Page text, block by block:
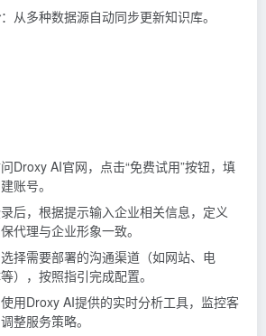
：从多种数据源自动同步更新知识库。
Droxy AI官网，点击“免费试用”按钮，填
账号。
后，根据提示输入企业相关信息，定义
代理与企业形象一致。
择需要部署的沟通渠道（如网站、电
），按照指引完成配置。
用Droxy AI提供的实时分析工具，监控客
整服务策略。